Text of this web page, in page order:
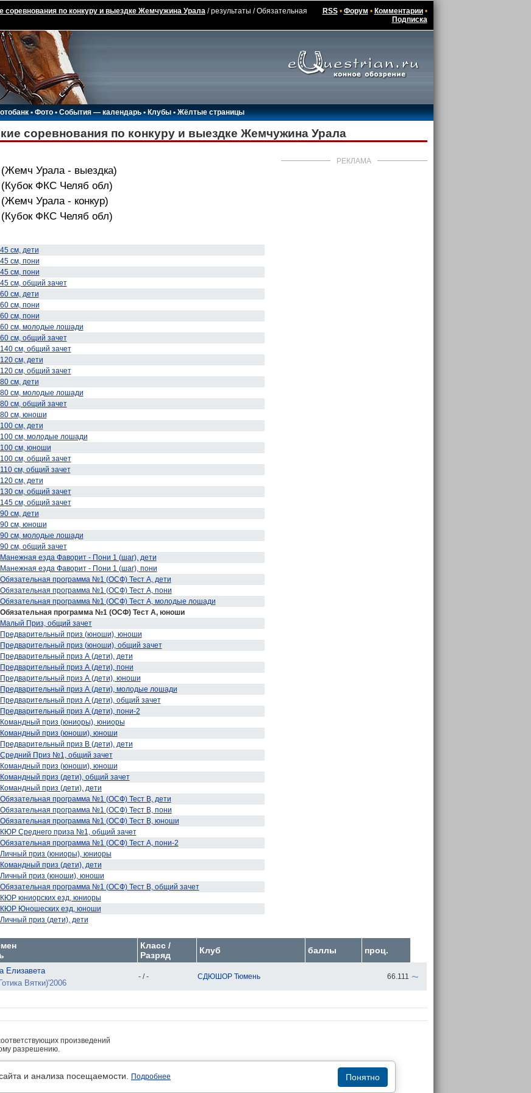
соревнования по конкуру и выездке Жемчужина Урала/ результаты / Обязательная
RSS• Форум • Комментарии•
Подписка
•Фото•События — календарь•Клубы •Жёлтые страницы
соревнования по конкуру и выездке Жемчужина Урала
РЕКЛАМА
(Жемч Урала - выездка)
(Кубок ФКС Челяб обл)
(Жемч Урала - конкур)
(Кубок ФКС Челяб обл)
45 см, дети
45 см, пони
45 см, пони
45 см, общий зачет
60 см, дети
60 см, пони
60 см, пони
60 см, молодые лошади
60 см, общий зачет
140 см, общий зачет
120 см, дети
120 см, общий зачет
80 см, дети
80 см, молодые лошади
80 см, общий зачет
80 см, юноши
100 см, дети
100 см, молодые лошади
100 см, юноши
100 см, общий зачет
110 см, общий зачет
120 см, дети
130 см, общий зачет
145 см, общий зачет
90 см, дети
90 см, юноши
90 см, молодые лошади
90 см, общий зачет
Манежная езда Фаворит - Пони 1 (шаг), дети
Манежная езда Фаворит - Пони 1 (шаг), пони
Обязательная программа №1 (ОСФ) Тест А, дети
Обязательная программа №1 (ОСФ) Тест А, пони
Обязательная программа №1 (ОСФ) Тест А, молодые лошади
Обязательная программа №1 (ОСФ) Тест А, юноши
Малый Приз, общий зачет
Предварительный приз (юноши), юноши
Предварительный приз (юноши), общий зачет
Предварительный приз А (дети), дети
Предварительный приз А (дети), пони
Предварительный приз А (дети), юноши
Предварительный приз А (дети), молодые лошади
Предварительный приз А (дети), общий зачет
Предварительный приз А (дети), пони-2
Командный приз (юниоры), юниоры
Командный приз (юноши), юноши
Предварительный приз В (дети), дети
Средний Приз №1, общий зачет
Командный приз (юноши), юноши
Командный приз (дети), общий зачет
Командный приз (дети), дети
Обязательная программа №1 (ОСФ) Тест В, дети
Обязательная программа №1 (ОСФ) Тест В, пони
Обязательная программа №1 (ОСФ) Тест В, юноши
КЮР Среднего приза №1, общий зачет
Обязательная программа №1 (ОСФ) Тест А, пони-2
Личный приз (юниоры), юниоры
Командный приз (дети), дети
Личный приз (юноши), юноши
Обязательная программа №1 (ОСФ) Тест В, общий зачет
КЮР юниорских езд, юниоры
КЮР Юношеских езд, юноши
Личный приз (дети), дети
Класс /
Разряд
Клуб баллы проц.
Елизавета
Вятки)'2006
- / - СДЮШОР Тюмень 66.111 ~
произведений
разрешению.
Понятно
и анализа посещаемости. Подробнее